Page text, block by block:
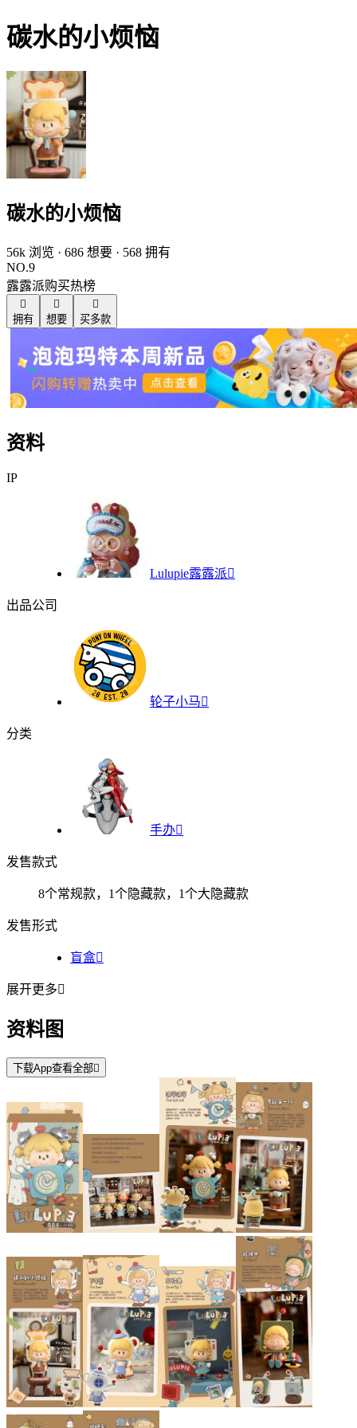
碳水的小烦恼
碳水的小烦恼
56k 浏览 · 686 想要 · 568 拥有
NO.9
露露派购买热榜

拥有

想要

买多款
资料
IP
Lulupie露露派
出品公司
轮子小马
分类
手办
发售款式
8个常规款，1个隐藏款，1个大隐藏款
发售形式
盲盒
展开更多
资料图
下载App查看全部